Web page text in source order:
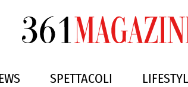
SPETTACOLI